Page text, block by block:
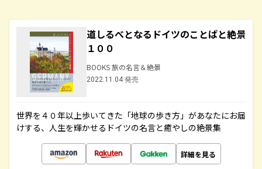
道しるべとなるドイツのことばと絶景
１００
BOOKS 旅の名言＆絶景
2022.11.04 発売
世界を４０年以上歩いてきた「地球の歩き方」があなたにお届
けする、人生を輝かせるドイツの名言と癒やしの絶景集
詳細を見る